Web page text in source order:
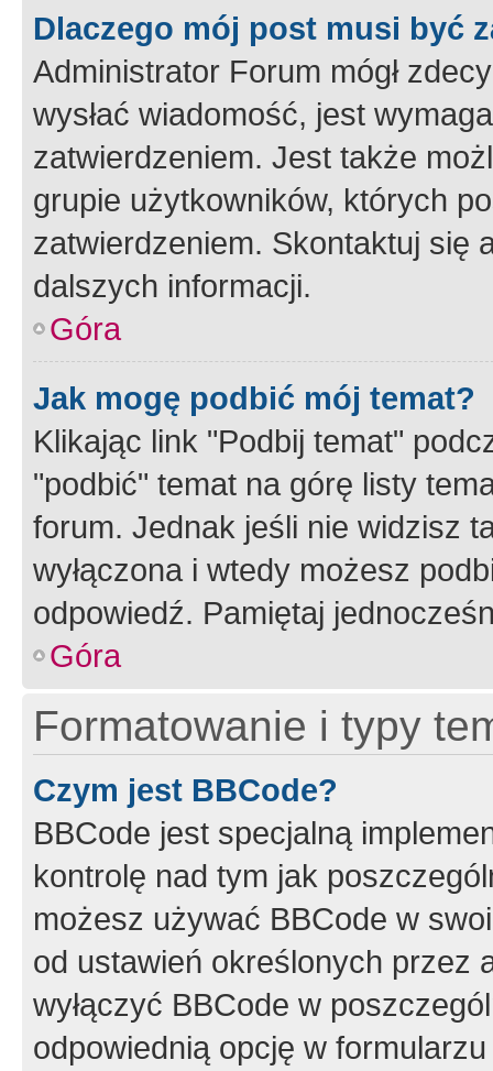
Dlaczego mój post musi być
Administrator Forum mógł
wysłać wiadomość, jest
zatwierdzeniem. Jest także
grupie użytkowników, których
zatwierdzeniem. Skontaktuj się
dalszych informacji.
Góra
Jak mogę podbić mój temat?
Klikając link "Podbij temat"
"podbić" temat na górę listy
forum. Jednak jeśli nie widzisz
wyłączona i wtedy możesz
odpowiedź. Pamiętaj
Góra
Formatowanie i typy
Czym jest BBCode?
BBCode jest specjalną
kontrolę nad tym jak
możesz używać BBCode w
od ustawień określonych przez
wyłączyć BBCode w
odpowiednią opcję w